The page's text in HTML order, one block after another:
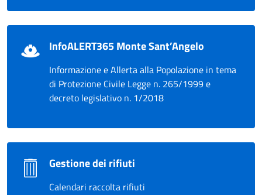
InfoALERT365 Monte Sant’Angelo
Informazione e Allerta alla Popolazione in tema
di Protezione Civile Legge n. 265/1999 e
decreto legislativo n. 1/2018
Gestione dei rifiuti
Calendari raccolta rifiuti